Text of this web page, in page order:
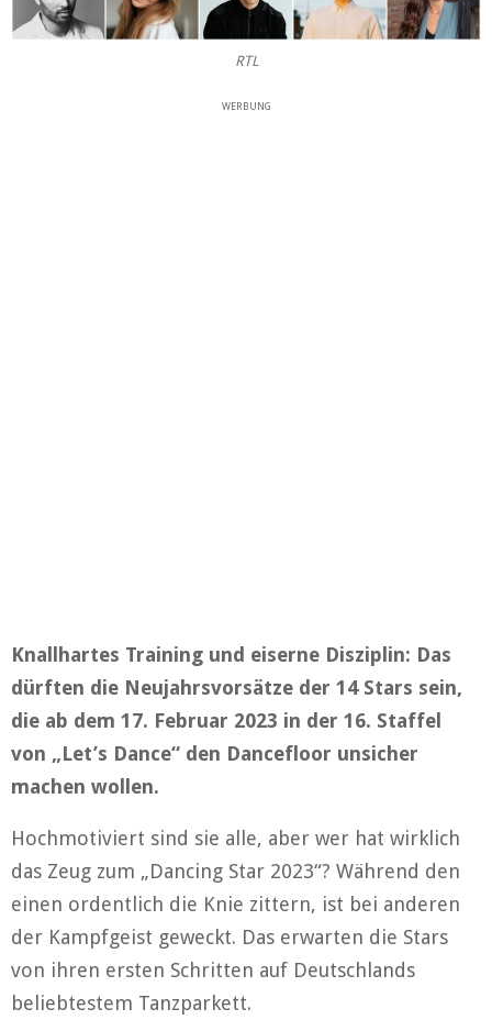
RTL
WERBUNG
Knallhartes Training und eiserne Disziplin: Das
dürften die Neujahrsvorsätze der 14 Stars sein,
die ab dem 17. Februar 2023 in der 16. Staffel
von „Let’s Dance“ den Dancefloor unsicher
machen wollen.
Hochmotiviert sind sie alle, aber wer hat wirklich
das Zeug zum „Dancing Star 2023“? Während den
einen ordentlich die Knie zittern, ist bei anderen
der Kampfgeist geweckt. Das erwarten die Stars
von ihren ersten Schritten auf Deutschlands
beliebtestem Tanzparkett.